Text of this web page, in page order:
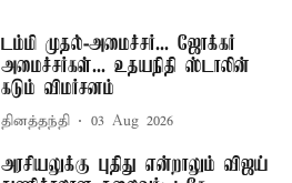
டம்மி முதல்-அமைச்சர்... ஜோக்கர்
அமைச்சர்கள்... உதயநிதி ஸ்டாலின்
கடும் விமர்சனம்
தினத்தந்தி 03 Aug 2026
அரசியலுக்கு புதிது என்றாலும் விஜய்